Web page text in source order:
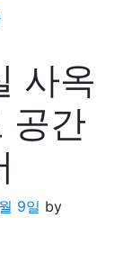
사옥
공간
9일 by